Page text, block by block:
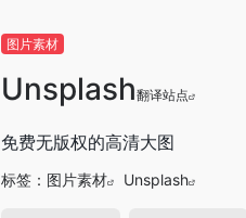
图片素材
Unsplash翻译站点
免费无版权的高清大图
标签： 图片素材 Unsplash